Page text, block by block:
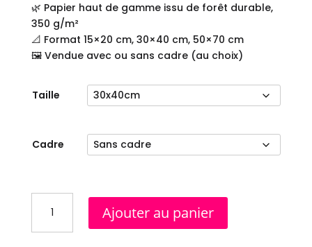
🌿 Papier haut de gamme issu de forêt durable,
350 g/m²
📐 Format 15×20 cm, 30×40 cm, 50×70 cm
🖼️ Vendue avec ou sans cadre (au choix)
Taille
Cadre
Affiche
Ajouter au panier